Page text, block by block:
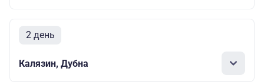
2 день
Калязин, Дубна